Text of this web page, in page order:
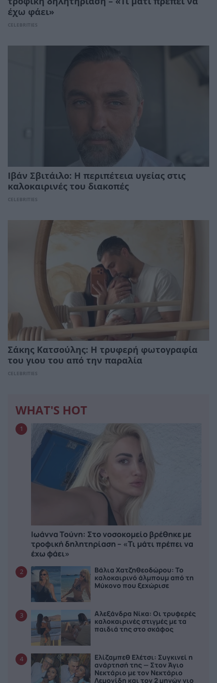
έχω φάει»
CELEBRITIES
Ιβάν Σβιτάιλο: Η περιπέτεια υγείας στις
καλοκαιρινές του διακοπές
CELEBRITIES
Σάκης Κατσούλης: Η τρυφερή φωτογραφία
του γιου του από την παραλία
CELEBRITIES
WHAT'S HOT
1
Ιωάννα Τούνη: Στο νοσοκομείο βρέθηκε με
τροφική δηλητηρίαση – «Τι μάτι πρέπει να
έχω φάει»
2
Βάλια Χατζηθεοδώρου: Το
καλοκαιρινό άλμπουμ από τη
Μύκονο που ξεχώρισε
3
Αλεξάνδρα Νίκα: Οι τρυφερές
καλοκαιρινές στιγμές με τα
παιδιά της στο σκάφος
4
Ελίζαμπεθ Ελέτσι: Συγκινεί η
ανάρτησή της — Στον Άγιο
Νεκτάριο με τον Νεκτάριο
Λεμονίδη και τον 2 μηνών γιο